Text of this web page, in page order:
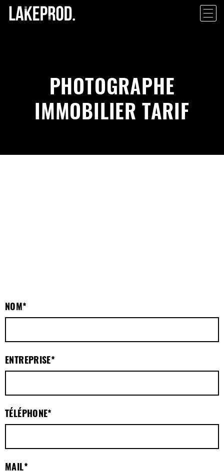
PHOTOGRAPHE
IMMOBILIER TARIF
NOM*
ENTREPRISE*
TÉLÉPHONE*
MAIL*